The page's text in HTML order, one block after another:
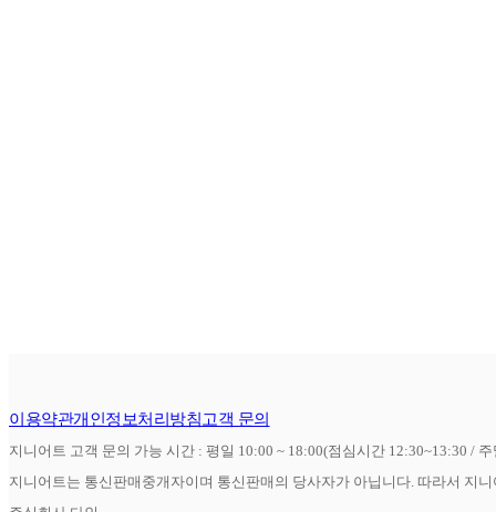
이용약관개인정보처리방침고객 문의
지니어트 고객 문의 가능 시간 : 평일 10:00 ~ 18:00(점심시간 12:30~13:30 /
지니어트는 통신판매중개자이며 통신판매의 당사자가 아닙니다. 따라서 지